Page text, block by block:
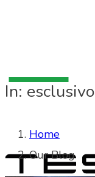
In: esclusivo
Home
Our Blog